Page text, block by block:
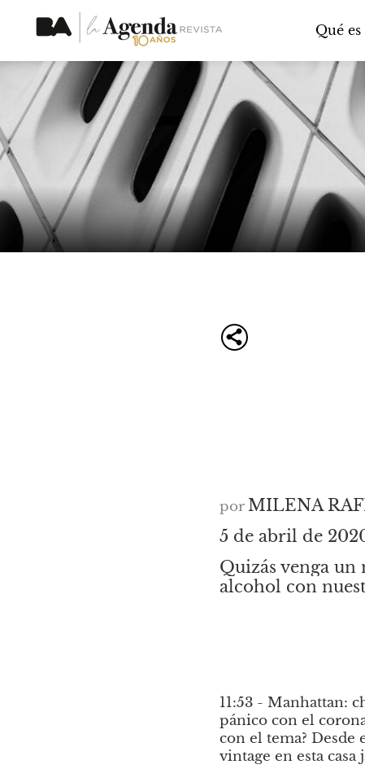
Qué
por MILENA
5 de abril de
Quizás venga
alcohol con
11:53 - Manhattan:
pánico con el
con el tema? Desde
vintage en esta casa